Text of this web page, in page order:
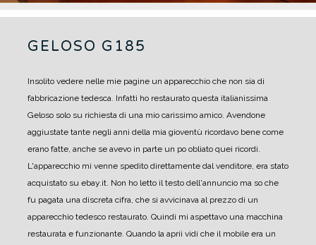
GELOSO G185
Insolito vedere nelle mie pagine un apparecchio che non sia di
fabbricazione tedesca. Infatti ho restaurato questa italianissima
Geloso solo su richiesta di una mio carissimo amico. Avendone
aggiustate tante negli anni della mia gioventù ricordavo bene come
erano fatte, anche se avevo in parte un po obliato quei ricordi.
L'apparecchio mi venne spedito direttamente dal venditore, era stato
acquistato su ebay.it. Non ho letto il testo dell'annuncio ma so che
fu pagata una discreta cifra, che si avvicinava al prezzo di un
apparecchio tedesco restaurato. Quindi mi aspettavo una macchina
restaurata e funzionante. Quando la aprii vidi che il mobile era un